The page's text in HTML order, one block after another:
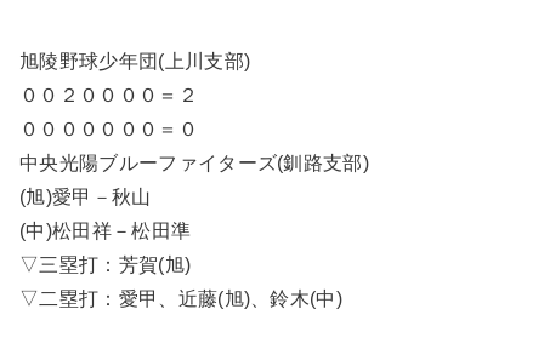
旭陵野球少年団(上川支部)
００２００００＝２
０００００００＝０
中央光陽ブルーファイターズ(釧路支部)
(旭)愛甲－秋山
(中)松田祥－松田準
▽三塁打：芳賀(旭)
▽二塁打：愛甲、近藤(旭)、鈴木(中)